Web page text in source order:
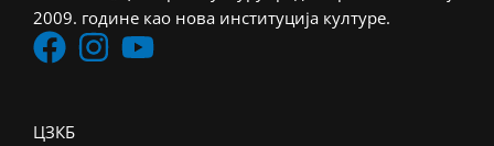
2009. године као нова институција културе.
ЦЗКБ